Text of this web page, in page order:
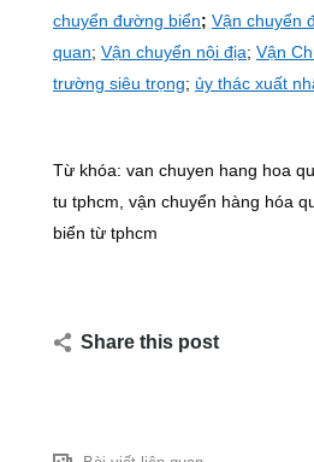
chuyển đường biển; Vận chuyển
quan; Vận chuyển nội địa; Vận
trường siêu trọng; ủy thác xuất
Từ khóa: van chuyen hang hoa
tu tphcm, vận chuyển hàng hóa
biển từ tphcm
Share this post